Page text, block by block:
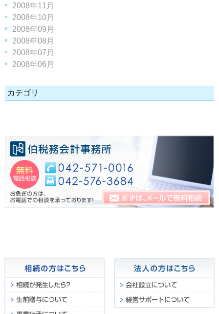
2008年11月
2008年10月
2008年09月
2008年08月
2008年07月
2008年06月
カテゴリ